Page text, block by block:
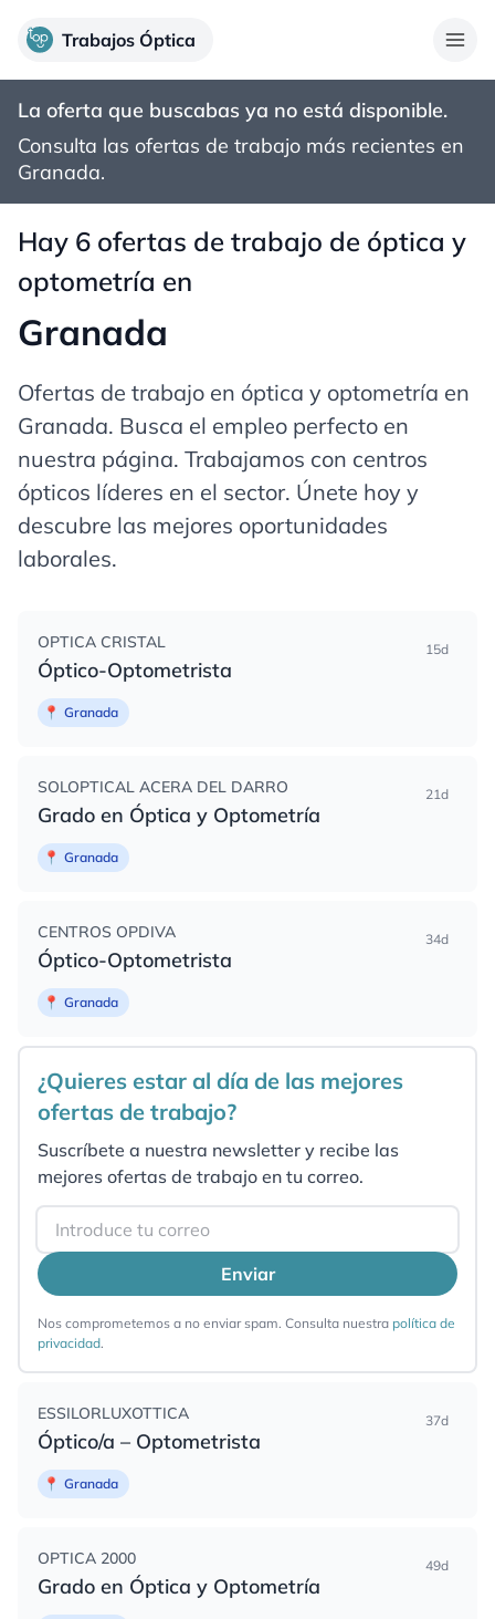
Trabajos Óptica
La oferta que buscabas ya no está disponible.
Consulta las ofertas de trabajo más recientes en
Granada.
Hay 6 ofertas de trabajo de óptica y
optometría en
Granada
Ofertas de trabajo en óptica y optometría en
Granada. Busca el empleo perfecto en
nuestra página. Trabajamos con centros
ópticos líderes en el sector. Únete hoy y
descubre las mejores oportunidades
laborales.
OPTICA CRISTAL
Óptico-Optometrista
15d
📍 Granada
SOLOPTICAL ACERA DEL DARRO
Grado en Óptica y Optometría
21d
📍 Granada
CENTROS OPDIVA
Óptico-Optometrista
34d
📍 Granada
¿Quieres estar al día de las mejores
ofertas de trabajo?
Suscríbete a nuestra newsletter y recibe las
mejores ofertas de trabajo en tu correo.
Email
Enviar
Nos comprometemos a no enviar spam. Consulta nuestra política de
privacidad.
ESSILORLUXOTTICA
Óptico/a – Optometrista
37d
📍 Granada
OPTICA 2000
Grado en Óptica y Optometría
49d